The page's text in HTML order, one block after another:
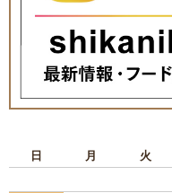
日
月 火